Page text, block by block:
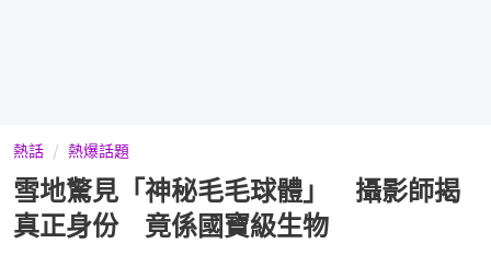
熱話 熱爆話題
雪地驚見「神秘毛毛球體」 攝影師揭
真正身份 竟係國寶級生物